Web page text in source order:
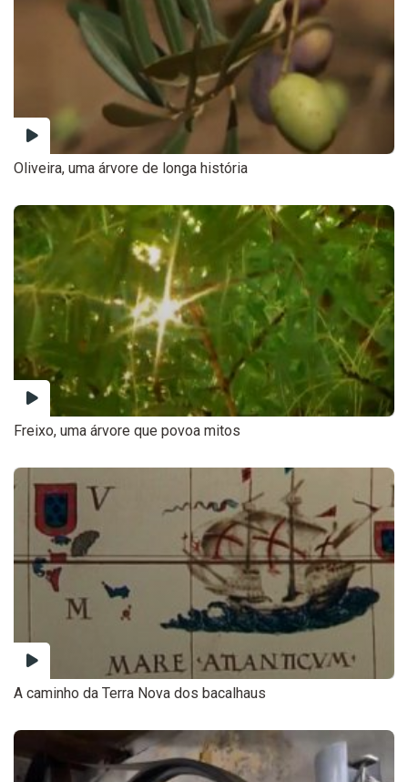
Oliveira, uma árvore de longa história
Freixo, uma árvore que povoa mitos
A caminho da Terra Nova dos bacalhaus